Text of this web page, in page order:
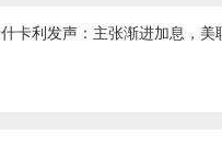
卡利发声：主张渐进加息，美